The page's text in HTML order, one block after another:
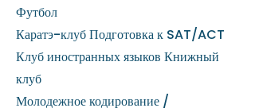
Футбол
Каратэ-клуб Подготовка к SAT/ACT
Клуб иностранных языков Книжный
клуб
Молодежное кодирование /